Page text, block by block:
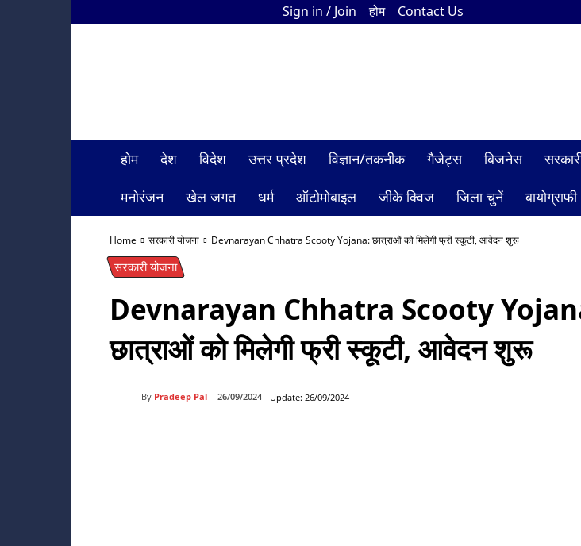
Sign in / Join होम Contact Us
होम देश विदेश उत्तर प्रदेश विज्ञान/तकनीक गैजेट्स बिजनेस
मनोरंजन
खेल जगत धर्म ऑटोमोबाइल जीके क्विज जिला चुनें बायोग्राफी
Home सरकारी योजना Devnarayan Chhatra Scooty Yojana: छात्राओं को मिलेगी फ्री स्कूटी, आवेदन शुरू
सरकारी योजना
Devnarayan Chhatra Scooty
छात्राओं को मिलेगी फ्री स्कूटी, आवेदन शुरू
By Pradeep Pal 26/09/2024 Update: 26/09/2024